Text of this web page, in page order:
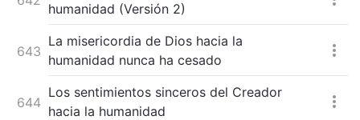
humanidad (Versión 2)
643
La misericordia de Dios hacia la
humanidad nunca ha cesado
644
Los sentimientos sinceros del Creador
hacia la humanidad